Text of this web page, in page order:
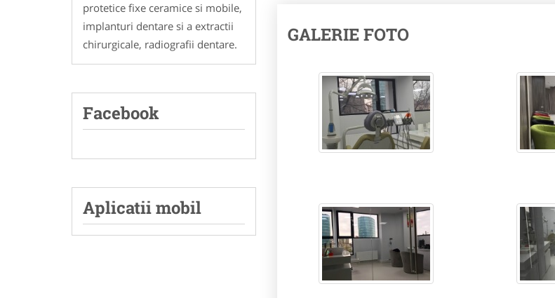
protetice fixe ceramice si mobile,
implanturi dentare si a extractii
chirurgicale, radiografii dentare.
Facebook
Aplicatii mobil
GALERIE FOTO